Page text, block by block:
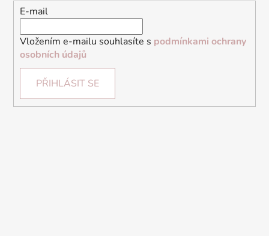
E-mail
Vložením e-mailu souhlasíte s podmínkami ochrany
osobních údajů
PŘIHLÁSIT SE